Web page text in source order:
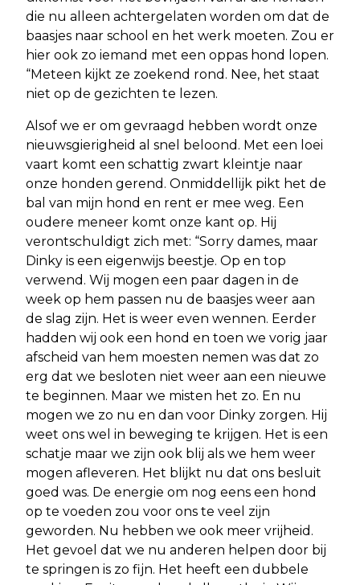
die nu alleen achtergelaten worden om dat de
baasjes naar school en het werk moeten. Zou er
hier ook zo iemand met een oppas hond lopen.
“Meteen kijkt ze zoekend rond. Nee, het staat
niet op de gezichten te lezen.
Alsof we er om gevraagd hebben wordt onze
nieuwsgierigheid al snel beloond. Met een loei
vaart komt een schattig zwart kleintje naar
onze honden gerend. Onmiddellijk pikt het de
bal van mijn hond en rent er mee weg. Een
oudere meneer komt onze kant op. Hij
verontschuldigt zich met: “Sorry dames, maar
Dinky is een eigenwijs beestje. Op en top
verwend. Wij mogen een paar dagen in de
week op hem passen nu de baasjes weer aan
de slag zijn. Het is weer even wennen. Eerder
hadden wij ook een hond en toen we vorig jaar
afscheid van hem moesten nemen was dat zo
erg dat we besloten niet weer aan een nieuwe
te beginnen. Maar we misten het zo. En nu
mogen we zo nu en dan voor Dinky zorgen. Hij
weet ons wel in beweging te krijgen. Het is een
schatje maar we zijn ook blij als we hem weer
mogen afleveren. Het blijkt nu dat ons besluit
goed was. De energie om nog eens een hond
op te voeden zou voor ons te veel zijn
geworden. Nu hebben we ook meer vrijheid.
Het gevoel dat we nu anderen helpen door bij
te springen is zo fijn. Het heeft een dubbele